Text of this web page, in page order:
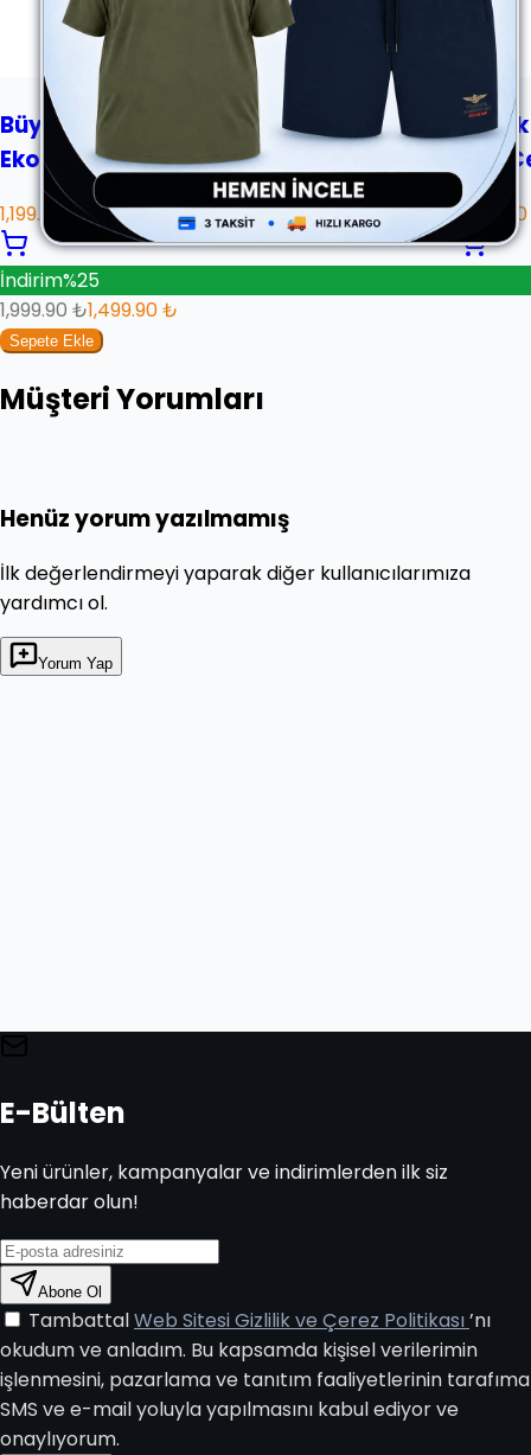
Büyük Beden Kalın Kışlık Oduncu
Ekose Gömlek
1,199.90 ₺
Çift
İndirim%25
1,999.90 ₺1,499.90 ₺
Sepete Ekle
Müşteri Yorumları
Henüz yorum yazılmamış
İlk değerlendirmeyi yaparak diğer kullanıcılarımıza
yardımcı ol.
Yorum Yap
E-Bülten
Yeni ürünler, kampanyalar ve indirimlerden ilk siz
haberdar olun!
Abone Ol
TambattalWeb Sitesi Gizlilik ve Çerez Politikası’nı
okudum ve anladım. Bu kapsamda kişisel verilerimin
işlenmesini, pazarlama ve tanıtım faaliyetlerinin tarafıma
SMS ve e-mail yoluyla yapılmasını kabul ediyor ve
onaylıyorum.